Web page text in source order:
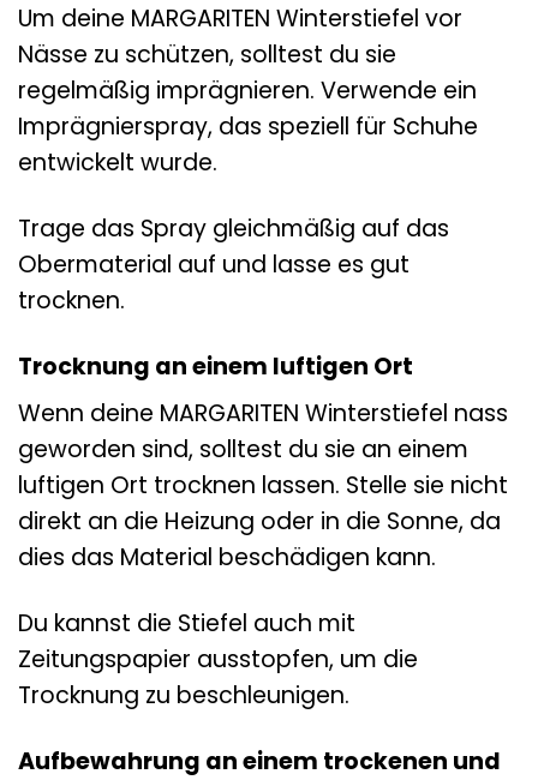
Um deine MARGARITEN Winterstiefel vor
Nässe zu schützen, solltest du sie
regelmäßig imprägnieren. Verwende ein
Imprägnierspray, das speziell für Schuhe
entwickelt wurde.
Trage das Spray gleichmäßig auf das
Obermaterial auf und lasse es gut
trocknen.
Trocknung an einem luftigen Ort
Wenn deine MARGARITEN Winterstiefel nass
geworden sind, solltest du sie an einem
luftigen Ort trocknen lassen. Stelle sie nicht
direkt an die Heizung oder in die Sonne, da
dies das Material beschädigen kann.
Du kannst die Stiefel auch mit
Zeitungspapier ausstopfen, um die
Trocknung zu beschleunigen.
Aufbewahrung an einem trockenen und